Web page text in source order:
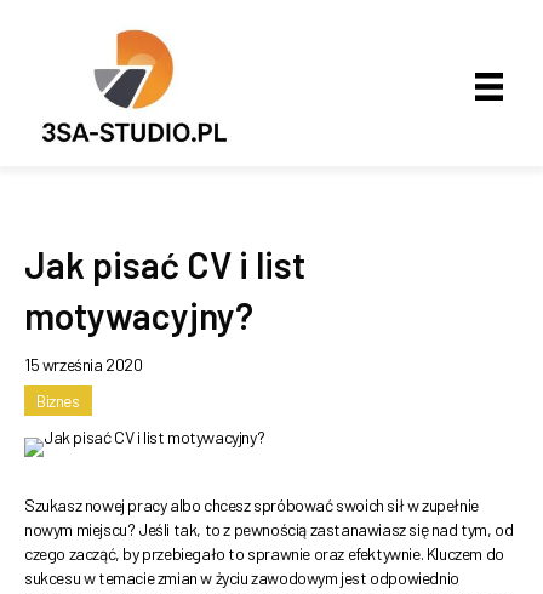
Jak pisać CV i list
motywacyjny?
15 września 2020
Biznes
Szukasz nowej pracy albo chcesz spróbować swoich sił w zupełnie
nowym miejscu? Jeśli tak, to z pewnością zastanawiasz się nad tym, od
czego zacząć, by przebiegało to sprawnie oraz efektywnie. Kluczem do
sukcesu w temacie zmian w życiu zawodowym jest odpowiednio